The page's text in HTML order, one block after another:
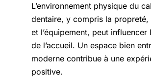
L’environnement physique du
dentaire, y compris la propreté,
et l’équipement, peut
de l’accueil. Un espace bien
moderne contribue à une
positive.